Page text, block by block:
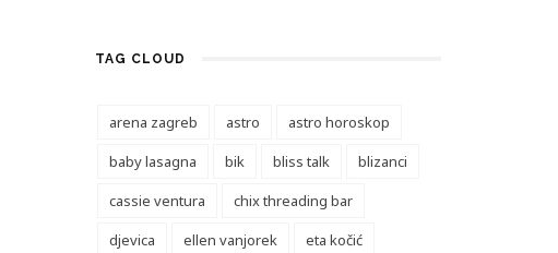
TAG CLOUD
arena zagreb astro
astro horoskop
baby lasagna
bik bliss talk
blizanci
cassie ventura
chix threading bar
djevica
ellen vanjorek
eta kočić